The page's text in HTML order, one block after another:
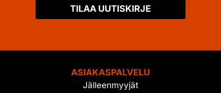
TILAA UUTISKIRJE
ASIAKASPALVELU
Jälleenmyyjät